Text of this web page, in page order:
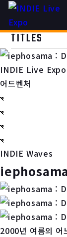
TITLES
INDIE Live
어드벤처
INDIE Waves
2000년 여름의 어